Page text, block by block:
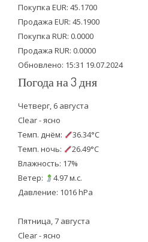
e
r
o
o
k
b
e
Покупка EUR: 45.1700
Продажа EUR: 45.1900
Покупка RUR: 0.0000
Продажа RUR: 0.0000
Обновлено: 15:31 19.07.2024
Погода на 3 дня
Четверг, 6 августа
Clear - ясно
Темп. днём:
36.34°C
Темп. ночь:
26.49°C
Влажность: 17%
Ветер:
4.97 м.с.
Давление: 1016 hPa
Пятница, 7 августа
Clear - ясно